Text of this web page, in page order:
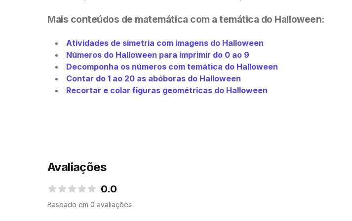
Mais conteúdos de matemática com a temática do Halloween:
Atividades de simetria com imagens do Halloween
Números do Halloween para imprimir do 0 ao 9
Decomponha os números com temática do Halloween
Contar do 1 ao 20 as abóboras do Halloween
Recortar e colar figuras geométricas do Halloween
Avaliações
0.0
Baseado em 0 avaliações